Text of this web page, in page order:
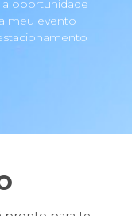
oportunidade
meu evento